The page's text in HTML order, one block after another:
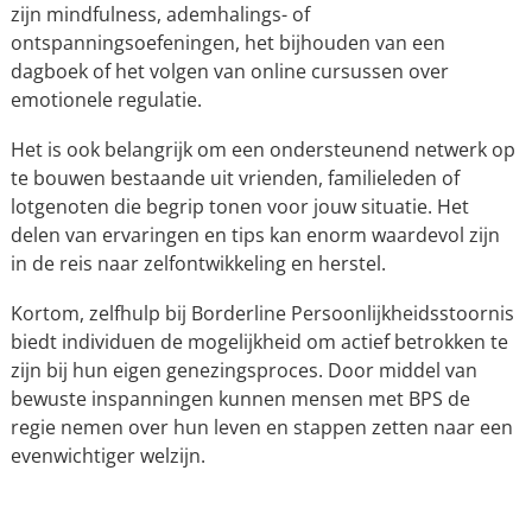
zijn mindfulness, ademhalings- of
ontspanningsoefeningen, het bijhouden van een
dagboek of het volgen van online cursussen over
emotionele regulatie.
Het is ook belangrijk om een ondersteunend netwerk op
te bouwen bestaande uit vrienden, familieleden of
lotgenoten die begrip tonen voor jouw situatie. Het
delen van ervaringen en tips kan enorm waardevol zijn
in de reis naar zelfontwikkeling en herstel.
Kortom, zelfhulp bij Borderline Persoonlijkheidsstoornis
biedt individuen de mogelijkheid om actief betrokken te
zijn bij hun eigen genezingsproces. Door middel van
bewuste inspanningen kunnen mensen met BPS de
regie nemen over hun leven en stappen zetten naar een
evenwichtiger welzijn.